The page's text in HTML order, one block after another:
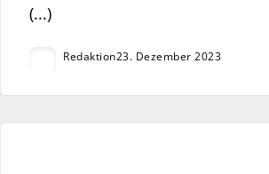
(...)
Redaktion23. Dezember 2023